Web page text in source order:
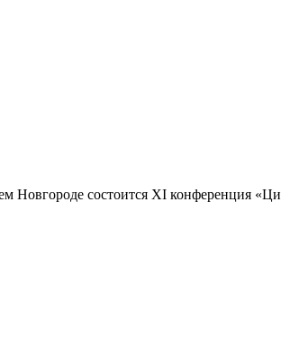
Новгороде состоится XI конференция